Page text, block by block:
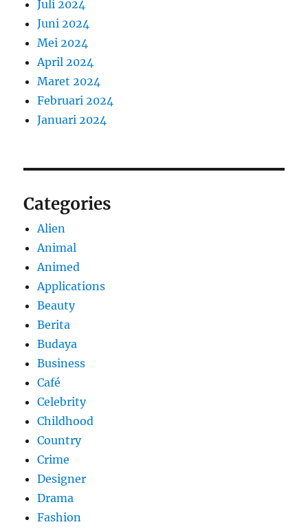
Juli 2024
Juni 2024
Mei 2024
April 2024
Maret 2024
Februari 2024
Januari 2024
Categories
Alien
Animal
Animed
Applications
Beauty
Berita
Budaya
Business
Café
Celebrity
Childhood
Country
Crime
Designer
Drama
Fashion